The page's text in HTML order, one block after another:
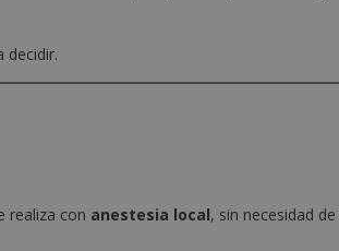
decidir.
realiza con anestesia local, sin necesidad de